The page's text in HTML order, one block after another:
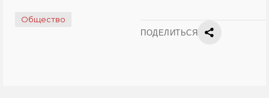
Общество
ПОДЕЛИТЬСЯ